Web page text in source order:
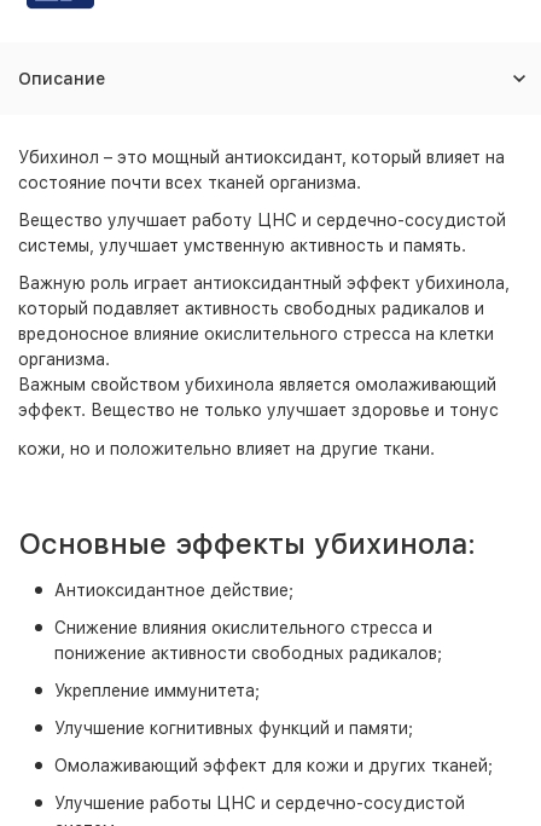
Описание
Убихинол – это мощный антиоксидант, который влияет на
состояние почти всех тканей организма.
Вещество улучшает работу ЦНС и сердечно-сосудистой
системы, улучшает умственную активность и память.
Важную роль играет антиоксидантный эффект убихинола,
который подавляет активность свободных радикалов и
вредоносное влияние окислительного стресса на клетки
организма.
Важным свойством убихинола является омолаживающий
эффект. Вещество не только улучшает здоровье и тонус
кожи, но и положительно влияет на другие ткани.
Основные эффекты убихинола:
Антиоксидантное действие;
Снижение влияния окислительного стресса и
понижение активности свободных радикалов;
Укрепление иммунитета;
Улучшение когнитивных функций и памяти;
Омолаживающий эффект для кожи и других тканей;
Улучшение работы ЦНС и сердечно-сосудистой